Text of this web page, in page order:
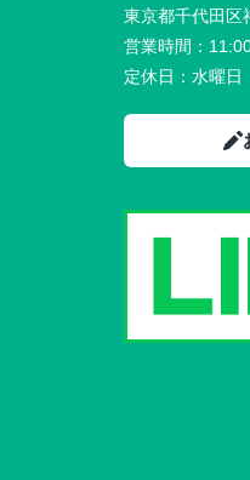
東京都千代田区
営業時間：
定休日： 水曜日